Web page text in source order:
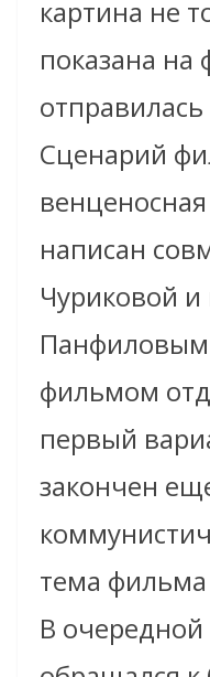
картина не
показана на
Сценарий
написан
Чуриковой
фильмом
первый
закончен
тема
В